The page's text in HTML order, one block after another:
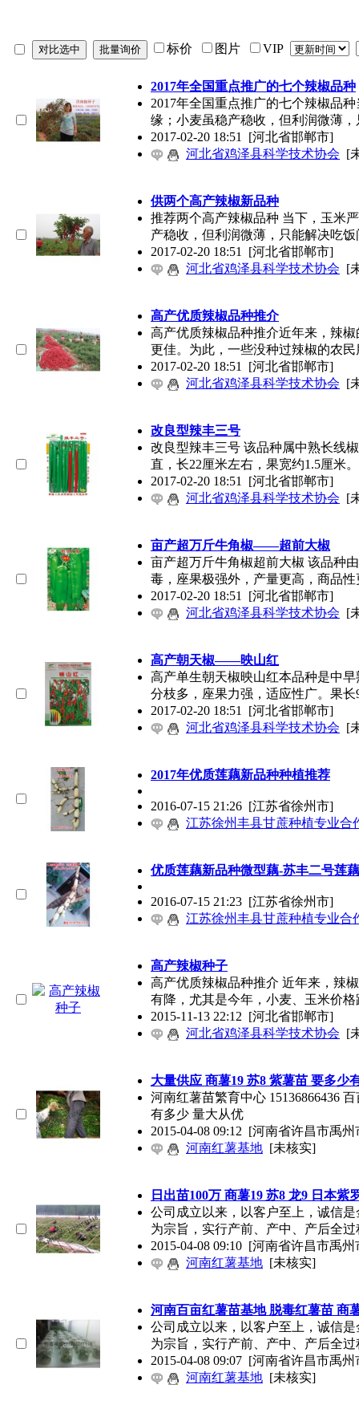
标价 图片 VIP
2017年全国重点推广的七个辣椒品种
2017年全国重点推广的七个辣椒品
缘；小麦虽稳产稳收，但利润微薄，
2017-02-20 18:51 [河北省邯郸市]
河北省鸡泽县科学技术协会 [
供两个高产辣椒新品种
推荐两个高产辣椒品种 当下，玉米
产稳收，但利润微薄，只能解决吃饭
2017-02-20 18:51 [河北省邯郸市]
河北省鸡泽县科学技术协会 [
高产优质辣椒品种推介
高产优质辣椒品种推介近年来，辣
更佳。为此，一些没种过辣椒的农民
2017-02-20 18:51 [河北省邯郸市]
河北省鸡泽县科学技术协会 [
改良型辣丰三号
改良型辣丰三号 该品种属中熟长线
直，长22厘米左右，果宽约1.5厘米
2017-02-20 18:51 [河北省邯郸市]
河北省鸡泽县科学技术协会 [
亩产超万斤牛角椒——超前大椒
亩产超万斤牛角椒超前大椒 该品种
毒，座果极强外，产量更高，商品性
2017-02-20 18:51 [河北省邯郸市]
河北省鸡泽县科学技术协会 [
高产朝天椒——映山红
高产单生朝天椒映山红本品种是中
分枝多，座果力强，适应性广。果长
2017-02-20 18:51 [河北省邯郸市]
河北省鸡泽县科学技术协会 [
2017年优质莲藕新品种种植推荐
2016-07-15 21:26 [江苏省徐州市]
江苏徐州丰县甘蔗种植专业合
优质莲藕新品种微型藕-苏丰二号莲
2016-07-15 21:23 [江苏省徐州市]
江苏徐州丰县甘蔗种植专业合
高产辣椒种子
高产优质辣椒品种推介 近年来，辣
有降，尤其是今年，小麦、玉米价格
2015-11-13 22:12 [河北省邯郸市]
河北省鸡泽县科学技术协会 [
大量供应 商薯19 苏8 紫薯苗 要多少
河南红薯苗繁育中心 15136866436
有多少 量大从优
2015-04-08 09:12 [河南省许昌市禹州
河南红薯基地 [未核实]
日出苗100万 商薯19 苏8 龙9 日本紫
公司成立以来，以客户至上，诚信
为宗旨，实行产前、产中、产后全过
2015-04-08 09:10 [河南省许昌市禹州
河南红薯基地 [未核实]
河南百亩红薯苗基地 脱毒红薯苗 商
公司成立以来，以客户至上，诚信
为宗旨，实行产前、产中、产后全过
2015-04-08 09:07 [河南省许昌市禹州
河南红薯基地 [未核实]